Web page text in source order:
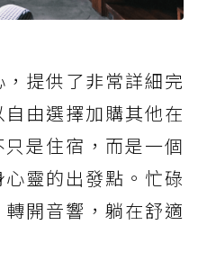
提供了非常詳細完
由選擇加購其他在
是住宿，而是一個
靈的出發點。忙碌
開音響，躺在舒適